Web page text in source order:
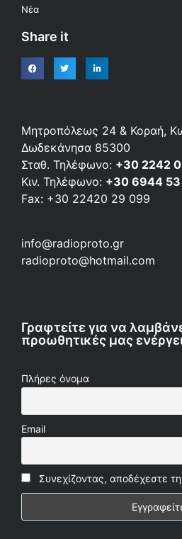
Νέα
Share it
Μητροπόλεως 24 & Κοραή,
Δωδεκάνησα 85300
Σταθ. Τηλέφωνο: +30 2242
Κιν. Τηλέφωνο: +30 6944
Fax: +30 22420 29 099
info@radioproto.gr
radioproto@hotmail.com
Γραφτείτε για να
προωθητικές μας
Πλήρες όνομα
Email
Συνεχίζοντας, αποδέχεστε